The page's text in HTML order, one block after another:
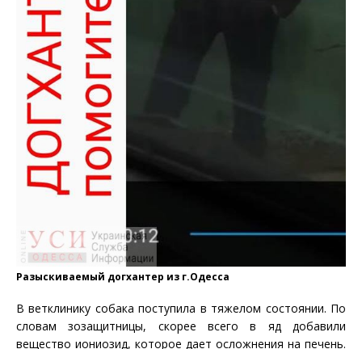
Разыскиваемый догхантер из г.Одесса
В ветклинику собака поступила в тяжелом состоянии. По
словам зозащитницы, скорее всего в яд добавили
вещество иониозид, которое дает осложнения на печень.